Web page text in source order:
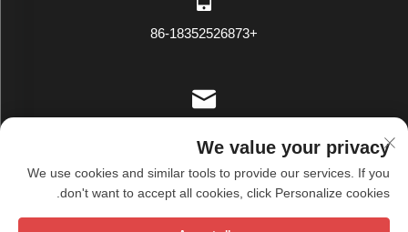
+86-18352526873
حقوق الطبع والنشر © شركة ووشي تيانشيو للنسيج المحدودة. جميع
We value your privacy
We use cookies and similar tools to provide our services. If you
don't want to accept all cookies, click Personalize cookies.